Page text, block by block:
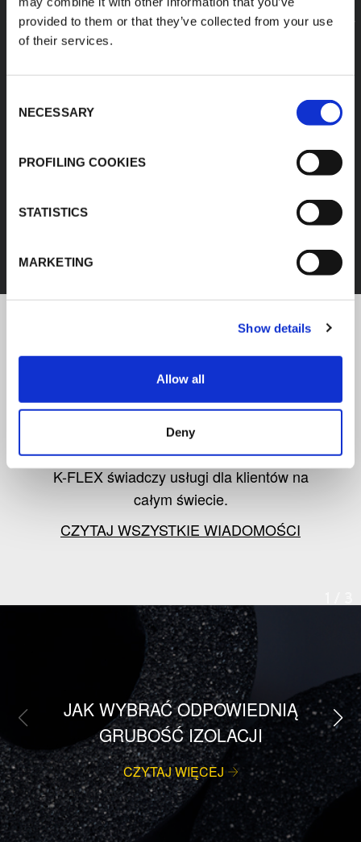
provided to them or that they’ve collected from your use
of their services.
Selection
NECESSARY
PROFILING COOKIES
STATISTICS
MARKETING
Show details
Allow all
Deny
Najnowsze informacje
od K-FLEX
Śledź informacje o najnowszych
produktach, rynku izolacji oraz o tym, jak
K-FLEX świadczy usługi dla klientów na
całym świecie.
CZYTAJ WSZYSTKIE WIADOMOŚCI
JAK WYBRAĆ ODPOWIEDNIĄ
GRUBOŚĆ IZOLACJI
CZYTAJ WIĘCEJ